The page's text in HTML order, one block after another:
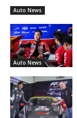
Auto News
Auto News